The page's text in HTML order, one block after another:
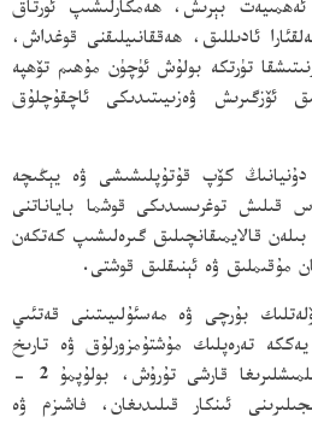
ئەھمىيەت بېرىش، ھەمكارلىشىپ ئورتاق
ئادىللىق، ھەققانىيلىقنى قوغداش،
تۈرتكە بولۇش ئۈچۈن مۇھىم تۆھپە
ئۆزگىرىش ۋەزىيىتىدىكى ئاچقۇچلۇق
كۆپ قۇتۇپلىشىشى ۋە يېڭىچە
قىلىش توغرىسىدىكى قوشما باياناتنى
قالايمىقانچىلىق گىرەلىشىپ كەتكەن
مۇقىملىق ۋە ئېنىقلىق قوشتى.
بۇرچى ۋە مەسئۇلىيىتىنى قەتئىي
تەرەپلىك مۇشتۇمزورلۇق ۋە تارىخ
چاقىنى كەينىگە ياندۇرۇش قىلمىشلىرىغا قارشى تۇرۇش، بولۇپمۇ 2 -
ئىنكار قىلىدىغان، فاشىزم ۋە